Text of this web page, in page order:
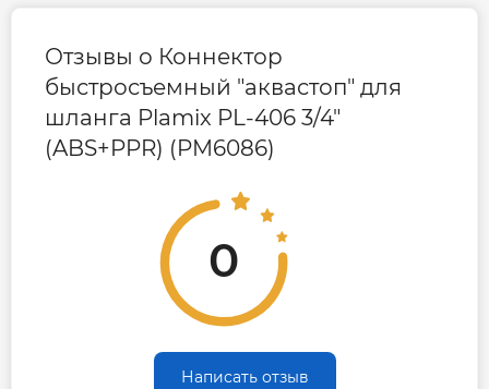
Отзывы о Коннектор
быстросъемный "аквастоп" для
шланга Plamix PL-406 3/4"
(ABS+PPR) (PM6086)
0
Написать отзыв